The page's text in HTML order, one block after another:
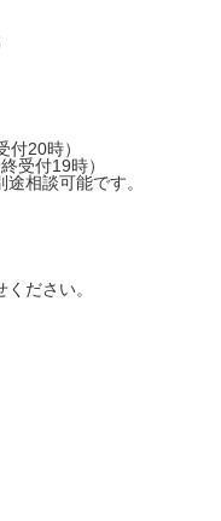
します。
しく、規則を守っ
100％(キャンセル
20時）
受付19時）
相談可能です。
ださい。